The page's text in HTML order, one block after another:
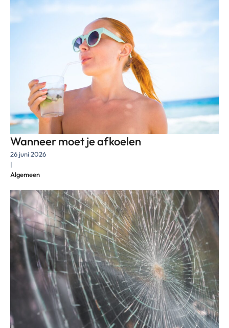
Wanneer moet je afkoelen
26 juni 2026
|
Algemeen